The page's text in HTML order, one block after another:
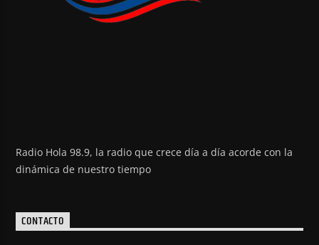
Radio Hola 98.9, la radio que crece día a día acorde con la
dinámica de nuestro tiempo
CONTACTO